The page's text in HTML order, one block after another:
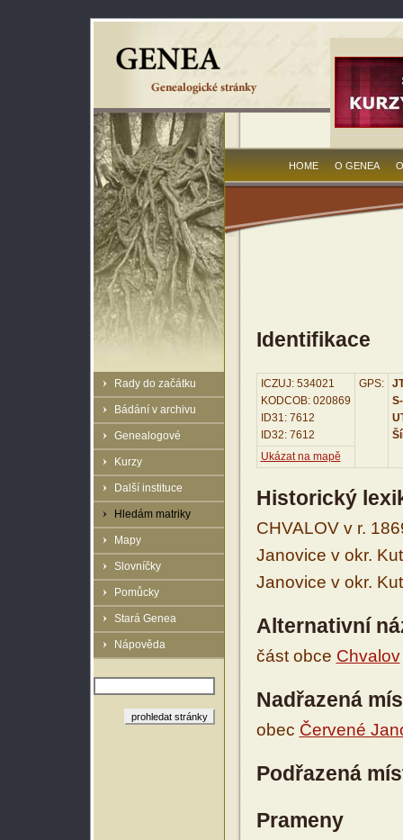
Rady do začátku
Bádání v archivu
Genealogové
Kurzy
Další instituce
Hledám matriky
Mapy
Slovníčky
Pomůcky
Stará Genea
Nápověda
HOME O GENEA
Identifikace
ICZUJ: 534021
KODCOB: 020869
ID31: 7612
ID32: 7612
GPS:
Ukázat na mapě
Historický
CHVALOV v r.
Janovice v okr.
Janovice v okr.
Alternativní
část obce Chvalov
Nadřazená
obec Červené
Podřazená
Prameny